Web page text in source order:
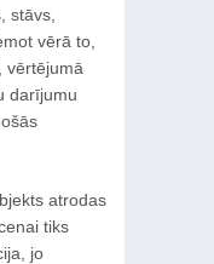
stāvs,
vērā to,
vērtējumā
darījumu
atrodas
tiks
jo